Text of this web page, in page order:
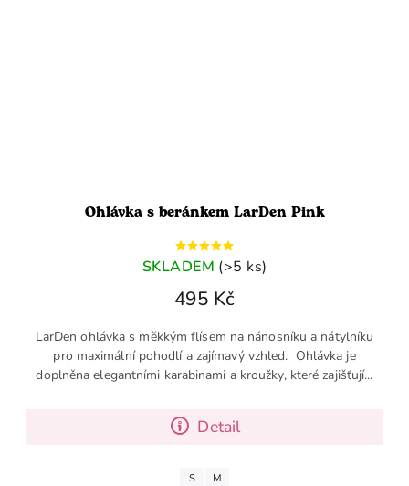
Ohlávka s beránkem LarDen Pink
SKLADEM (>5 ks)
495 Kč
Detail
LarDen ohlávka s měkkým flísem na nánosníku a nátylníku
pro maximální pohodlí a zajímavý vzhled. Ohlávka je
doplněna elegantními karabinami a kroužky, které zajišťují...
S M